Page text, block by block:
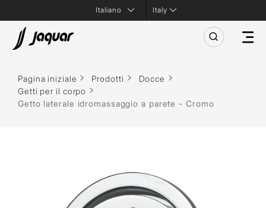
Italy
Pagina iniziale Prodotti
Docce
Getti per il corpo
Getto laterale idromassaggio a parete - Cromo